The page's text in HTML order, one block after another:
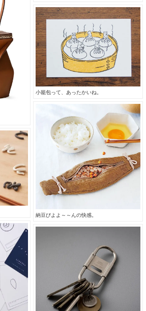
小籠包って、あったかいね。
納豆びよよ～～んの快感。